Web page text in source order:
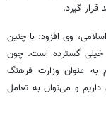
گیرد.
وی افزود: با چنین
خیلی گسترده است. چون
به عنوان وزارت فرهنگ
داریم و می‌توان به تعامل